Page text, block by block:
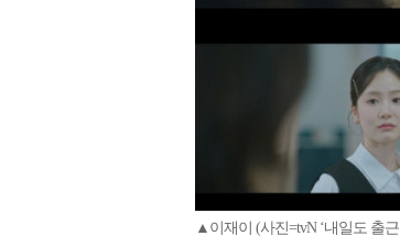
▲이재이 (사진=tvN ‘내일도 출